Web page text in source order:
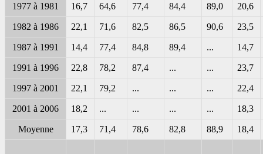
1977 à 1981 16,7 64,6 77,4 84,4 89,0 20,6
1982 à 1986 22,1 71,6 82,5 86,5 90,6 23,5
1987 à 1991 14,4 77,4 84,8 89,4 ... 14,7
1991 à 1996 22,8 78,2 87,4 ... ... 23,7
1997 à 2001 22,1 79,2 ... ... ... 22,4
2001 à 2006 18,2 ... ... ... ... 18,3
Moyenne 17,3 71,4 78,6 82,8 88,9 18,4